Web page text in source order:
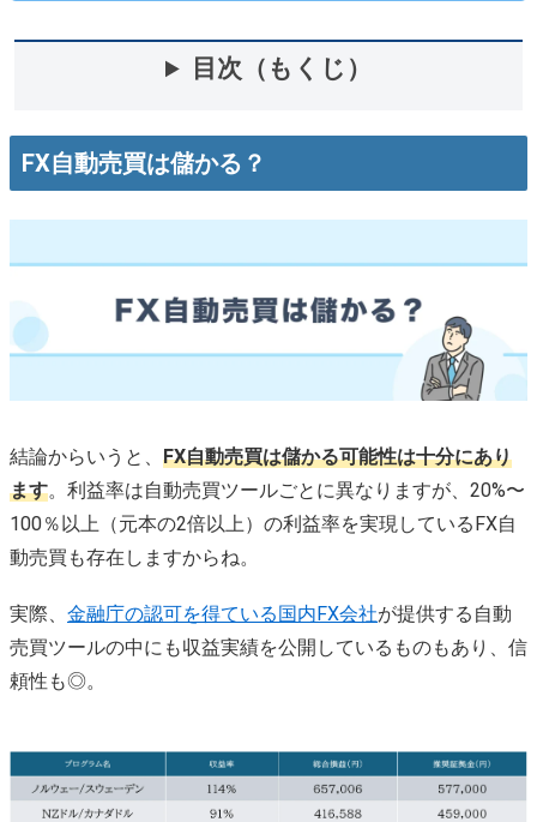
目次（もくじ）
FX自動売買は儲かる？
結論からいうと、 FX自動売買は儲かる可能性は十分にあり
ます。利益率は自動売買ツールごとに異なりますが、20%〜
100％以上（元本の2倍以上）の利益率を実現しているFX自
動売買も存在しますからね。
実際、 金融庁の認可を得ている国内FX会社が提供する自動
売買ツールの中にも収益実績を公開しているものもあり、信
頼性も◎。